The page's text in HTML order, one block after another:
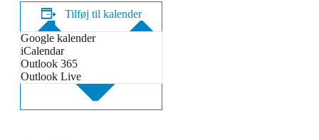
Tilføj til kalender
Google kalender
iCalendar
Outlook 365
Outlook Live